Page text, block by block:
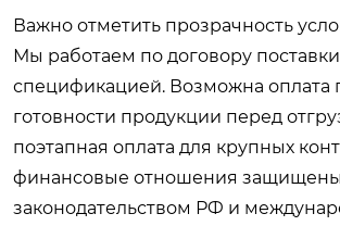
Важно отметить прозрачность
Мы работаем по договору
спецификацией. Возможна оплата
готовности продукции перед
поэтапная оплата для крупных
финансовые отношения защищены
законодательством РФ и